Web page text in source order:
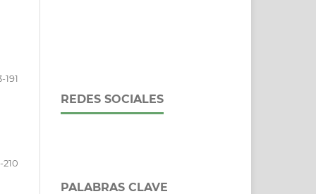
191
210
REDES SOCIALES
PALABRAS CLAVE